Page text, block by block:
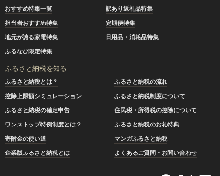
おすすめ特集一覧
訳あり返礼品特集
担当者おすすめ特集
定期便特集
地元が誇る家電特集
日用品・消耗品特集
ふるなび限定特集
ふるさと納税を知る
ふるさと納税とは？
ふるさと納税の流れ
控除上限額シミュレーション
ふるさと納税制度について
ふるさと納税の確定申告
住民税・所得税の控除について
ワンストップ特例制度とは？
ふるさと納税のお礼特典
寄附金の使い道
マンガふるさと納税
企業版ふるさと納税とは
よくあるご質問・お問い合わせ